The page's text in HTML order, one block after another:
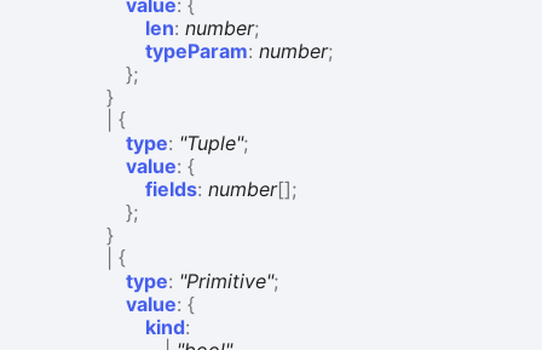
value: {
len: number;
typeParam: number;
};
}
{
type: "Tuple";
value: {
fields: number[];
};
}
{
type: "Primitive";
value: {
kind: